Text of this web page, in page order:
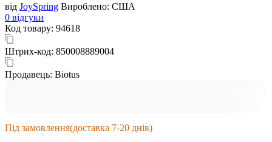
від JoySpring Вироблено: США
0 відгуки
Код товару: 94618
Штрих-код: 850008889004
Продавець: Biotus
Під замовлення(доставка 7-20 днів)